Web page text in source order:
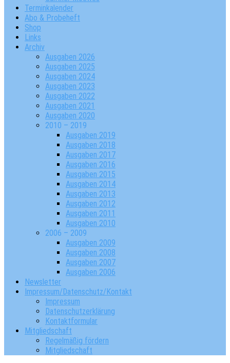
Terminkalender
Abo & Probeheft
Shop
Links
Archiv
Ausgaben 2026
Ausgaben 2025
Ausgaben 2024
Ausgaben 2023
Ausgaben 2022
Ausgaben 2021
Ausgaben 2020
2010 – 2019
Ausgaben 2019
Ausgaben 2018
Ausgaben 2017
Ausgaben 2016
Ausgaben 2015
Ausgaben 2014
Ausgaben 2013
Ausgaben 2012
Ausgaben 2011
Ausgaben 2010
2006 – 2009
Ausgaben 2009
Ausgaben 2008
Ausgaben 2007
Ausgaben 2006
Newsletter
Impressum/Datenschutz/Kontakt
Impressum
Datenschutzerklärung
Kontaktformular
Mitgliedschaft
Regelmäßig fördern
Mitgliedschaft